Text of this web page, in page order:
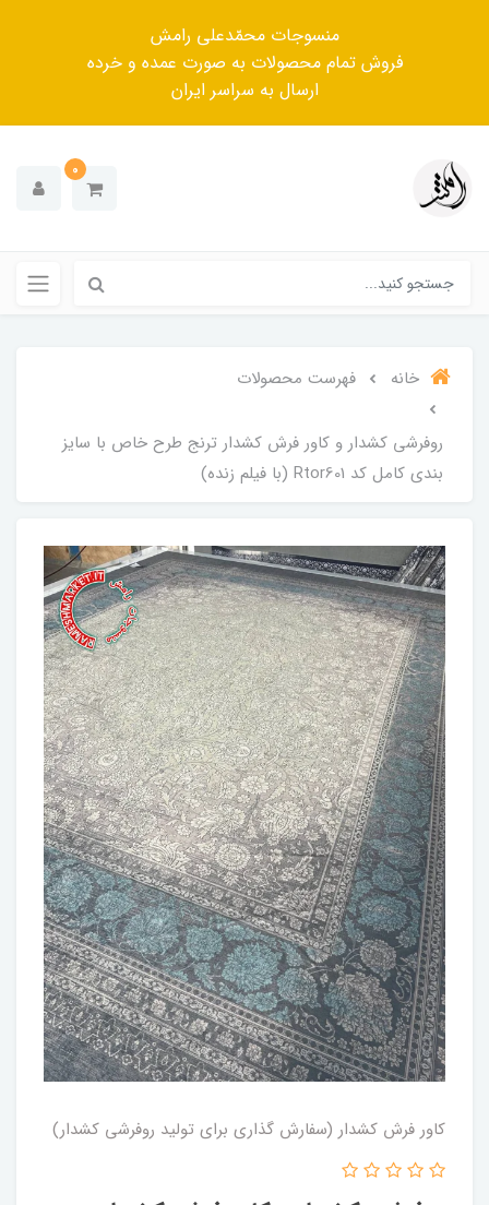
منسوجات محمّدعلی رامش
فروش تمام محصولات به صورت عمده و خرده
ارسال به سراسر ایران
0
خانه فهرست محصولات
روفرشی کشدار و کاور فرش کشدار ترنج طرح خاص با سایز
بندی کامل کد Rtor601 (با فیلم زنده)
کاور فرش کشدار (سفارش گذاری برای تولید روفرشی کشدار)